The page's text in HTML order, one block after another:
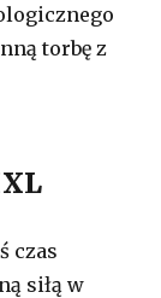
torbę z
czas
siłą w